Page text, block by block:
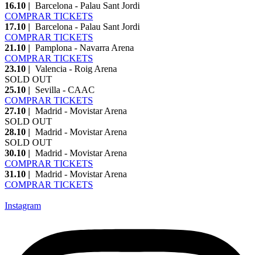
16.10 | Barcelona - Palau Sant Jordi
COMPRAR TICKETS
17.10 | Barcelona - Palau Sant Jordi
COMPRAR TICKETS
21.10 | Pamplona - Navarra Arena
COMPRAR TICKETS
23.10 | Valencia - Roig Arena
SOLD OUT
25.10 | Sevilla - CAAC
COMPRAR TICKETS
27.10 | Madrid - Movistar Arena
SOLD OUT
28.10 | Madrid - Movistar Arena
SOLD OUT
30.10 | Madrid - Movistar Arena
COMPRAR TICKETS
31.10 | Madrid - Movistar Arena
COMPRAR TICKETS
Instagram